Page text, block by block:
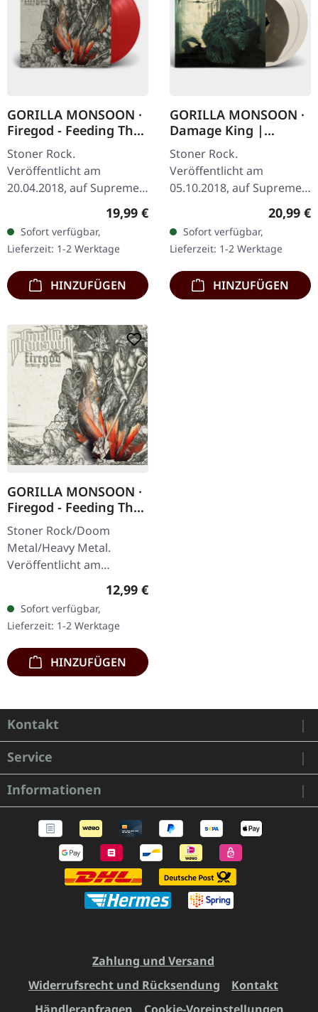
GORILLA MONSOON ·
Firegod - Feeding The
Beast | RED LP
Stoner Rock.
Veröffentlicht am
20.04.2018, auf Supreme
Transparent rotes Vinyl,
limitiert auf 200
handnummerierte
Exemplare. · 180g…
Regulärer Preis:
19,99 €
Sofort verfügbar,
Lieferzeit: 1-2 Werktage
HINZUFÜGEN
GORILLA MONSOON ·
Damage King |
BONE/BROWN 2LP
Stoner Rock.
Veröffentlicht am
05.10.2018, auf Supreme
Chaos Records. Doppel-
Vinyl creme-weiß mit
Braun in der Mitte,
limitiert auf nur 200
Exemplare…
20,99 €
Sofort verfügbar,
Lieferzeit: 1-2 Werktage
HINZUFÜGEN
GORILLA MONSOON ·
Firegod - Feeding The
Beast | CD
Stoner Rock/Doom
Metal/Heavy Metal.
Veröffentlicht am
11.05.2018, auf Supreme
Chaos Records. CD im
Jewelcase mit 8-seitigem
Booklet. Das dritte
Album…
Regulärer Preis:
12,99 €
Sofort verfügbar,
Lieferzeit: 1-2 Werktage
HINZUFÜGEN
Kontakt
Service
Informationen
Zahlung und Versand
Widerrufsrecht und Rücksendung
Kontakt